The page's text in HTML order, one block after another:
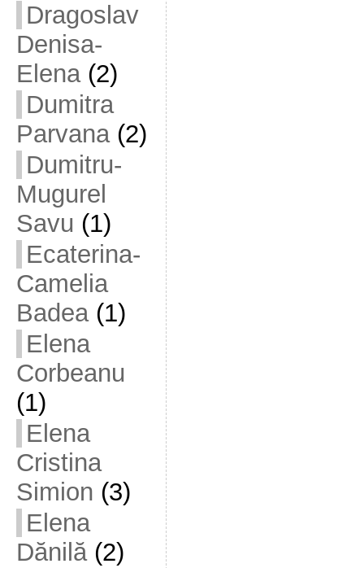
Dragoslav
Denisa-
Elena(2)
Dumitra
Parvana(2)
Dumitru-
Mugurel
Savu (1)
Ecaterina-
Camelia
Badea(1)
Elena
Corbeanu
(1)
Elena
Cristina
Simion (3)
Elena
Dănilă(2)